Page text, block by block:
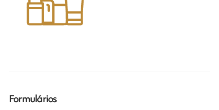
Formulários